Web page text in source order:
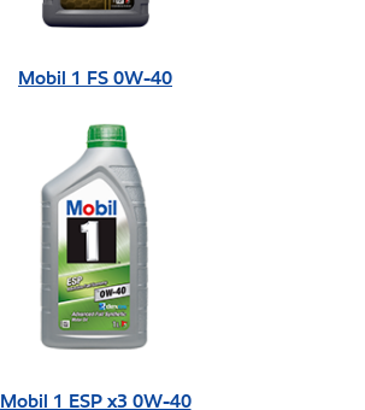
Mobil 1 FS 0W-40
Mobil 1 ESP x3 0W-40